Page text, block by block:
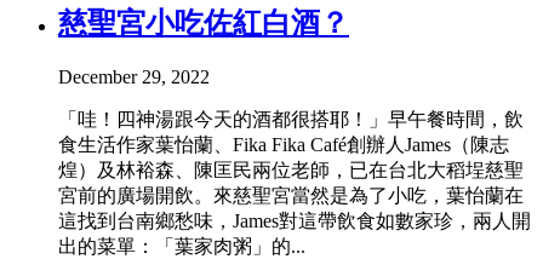
慈聖宮小吃佐紅白酒？
December 29, 2022
「哇！四神湯跟今天的酒都很搭耶！」早午餐時間，飲
食生活作家葉怡蘭、Fika Fika Café創辦人James（陳志
煌）及林裕森、陳匡民兩位老師，已在台北大稻埕慈聖
宮前的廣場開飲。來慈聖宮當然是為了小吃，葉怡蘭在
這找到台南鄉愁味，James對這帶飲食如數家珍，兩人開
出的菜單：「葉家肉粥」的...